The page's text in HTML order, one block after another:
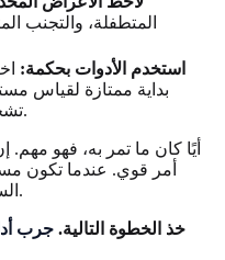
المتطفلة، والتجنب
استخدم الأدوات بحكمة:
بداية ممتازة لقياس
تشخيصية لاضطراب ما بعد الصدمة.
أيًا كان ما تمر به، فهو
أمر قوي. عندما تكون
السري نظرة فورية إلى مستويات قلقك.
خذ الخطوة التالية. جرب